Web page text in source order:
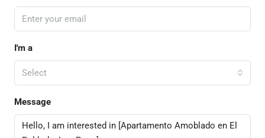
I'm a
Select
Message